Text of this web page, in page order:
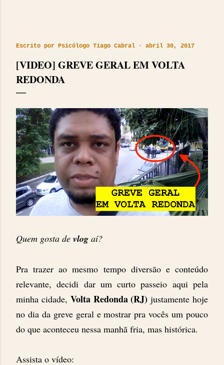
Escrito por Psicólogo Tiago Cabral abril 30, 2017
[VIDEO] GREVE GERAL EM VOLTA
REDONDA
Quem gosta de vlog aí?
Pra trazer ao mesmo tempo diversão e conteúdo
relevante, decidi dar um curto passeio aqui pela
minha cidade, Volta Redonda (RJ) justamente hoje
no dia da greve geral e mostrar pra vocês um pouco
do que aconteceu nessa manhã fria, mas histórica.
Assista o vídeo: